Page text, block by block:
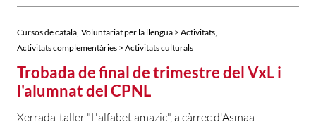
Cursos de català Voluntariat per la llengua > Activitats
Activitats complementàries > Activitats culturals
Trobada de final de trimestre del VxL i
l'alumnat del CPNL
Xerrada-taller "L'alfabet amazic", a càrrec d'Asmaa